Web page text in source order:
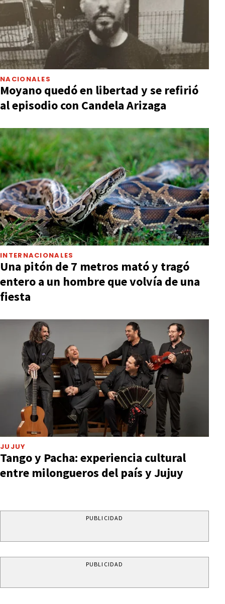
NACIONALES
Moyano quedó en libertad y se refirió
al episodio con Candela Arizaga
INTERNACIONALES
Una pitón de 7 metros mató y tragó
entero a un hombre que volvía de una
fiesta
JUJUY
Tango y Pacha: experiencia cultural
entre milongueros del país y Jujuy
PUBLICIDAD
PUBLICIDAD